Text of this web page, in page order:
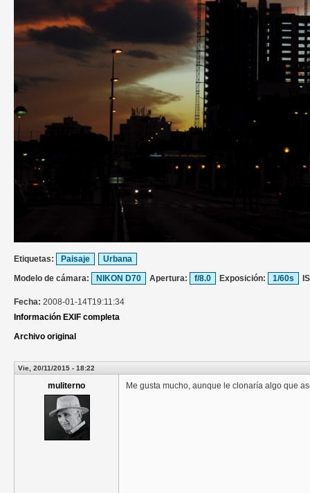
Etiquetas: Paisaje
Urbana
Modelo de cámara:
NIKON D70 Apertura: f/8.0 Exposición: 1/60s
Fecha: 2008-01-14T19:11:34
Información EXIF completa
Archivo original
Vie, 20/11/2015 - 18:22
muliterno Me gusta mucho, aunque le clonaría algo que